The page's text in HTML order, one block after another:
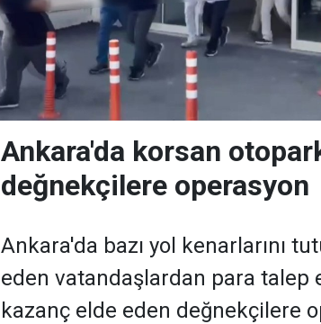
Ankara'da korsan
değnekçilere operasyon
Ankara'da bazı yol kenarlarını
eden vatandaşlardan para talep
kazanç elde eden değnekçilere